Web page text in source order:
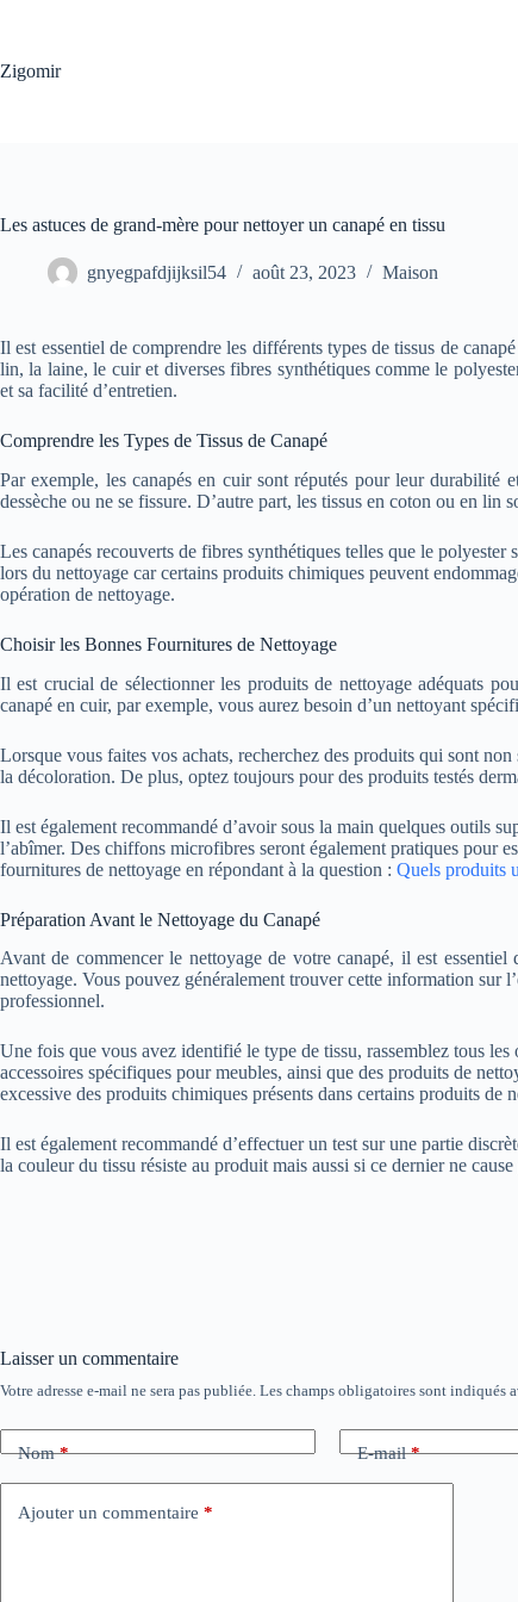
Zigomir
Les astuces de grand-mère pour nettoyer un canapé en tissu
gnyegpafdjijksil54 août 23, 2023 Maison
Il est essentiel de comprendre les différents types de tissus de
lin, la laine, le cuir et diverses fibres synthétiques comme le
et sa facilité d’entretien.
Comprendre les Types de Tissus de Canapé
Par exemple, les canapés en cuir sont réputés pour leur durabilité
dessèche ou ne se fissure. D’autre part, les tissus en coton ou en
Les canapés recouverts de fibres synthétiques telles que le
lors du nettoyage car certains produits chimiques peuvent
opération de nettoyage.
Choisir les Bonnes Fournitures de Nettoyage
Il est crucial de sélectionner les produits de nettoyage adéquats
canapé en cuir, par exemple, vous aurez besoin d’un nettoyant
Lorsque vous faites vos achats, recherchez des produits qui sont
la décoloration. De plus, optez toujours pour des produits testés
Il est également recommandé d’avoir sous la main quelques outils
l’abîmer. Des chiffons microfibres seront également pratiques pour
fournitures de nettoyage en répondant à la question : Quels produits
Préparation Avant le Nettoyage du Canapé
Avant de commencer le nettoyage de votre canapé, il est
nettoyage. Vous pouvez généralement trouver cette information sur
professionnel.
Une fois que vous avez identifié le type de tissu, rassemblez tous
accessoires spécifiques pour meubles, ainsi que des produits de
excessive des produits chimiques présents dans certains produits de
Il est également recommandé d’effectuer un test sur une partie
la couleur du tissu résiste au produit mais aussi si ce dernier ne
Laisser un commentaire
Votre adresse e-mail ne sera pas publiée. Les champs obligatoires sont indiqués
Nom* E-mail*
Ajouter un commentaire *